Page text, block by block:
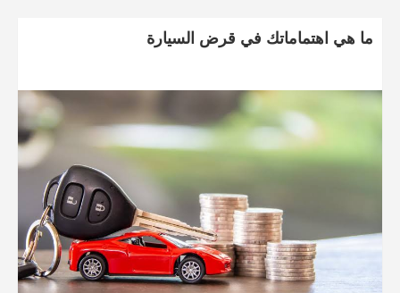
ما هي اهتماماتك في قرض السيارة